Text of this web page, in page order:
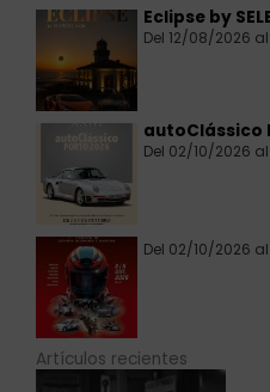
Eclipse by
Del 12/08/2026
autoClássico
Del 02/10/2026
Del 02/10/2026
Artículos recientes